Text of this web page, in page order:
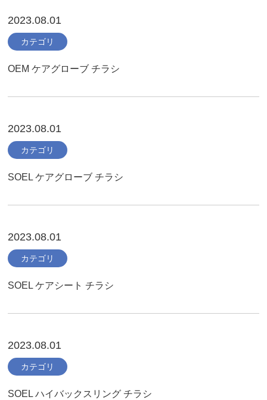
2023.08.01
カテゴリ
OEM ケアグローブ チラシ
2023.08.01
カテゴリ
SOEL ケアグローブ チラシ
2023.08.01
カテゴリ
SOEL ケアシート チラシ
2023.08.01
カテゴリ
SOEL ハイバックスリング チラシ